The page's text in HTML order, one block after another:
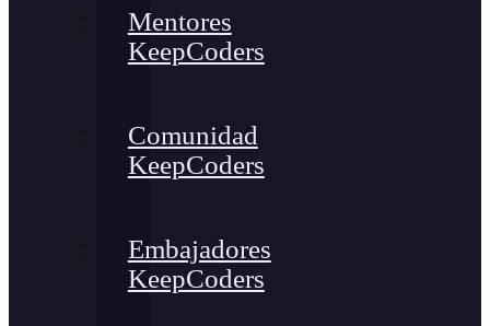
Mentores
KeepCoders
Comunidad
KeepCoders
Embajadores
KeepCoders